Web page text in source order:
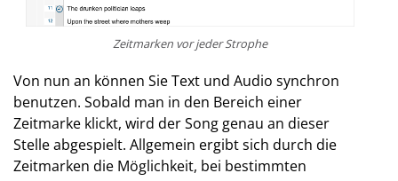
Zeitmarken vor jeder Strophe
Von nun an können Sie Text und Audio synchron
benutzen. Sobald man in den Bereich einer
Zeitmarke klickt, wird der Song genau an dieser
Stelle abgespielt. Allgemein ergibt sich durch die
Zeitmarken die Möglichkeit, bei bestimmten